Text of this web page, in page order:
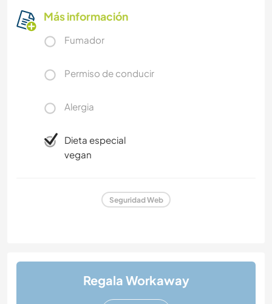
Más información
Fumador
Permiso de conducir
Alergia
Dieta especial
vegan
Seguridad Web
Regala Workaway